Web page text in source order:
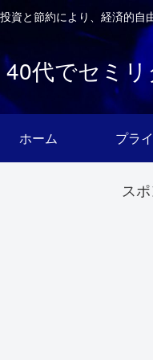
資と節約により、経済的
40代でセミ
ホーム プラ
ス